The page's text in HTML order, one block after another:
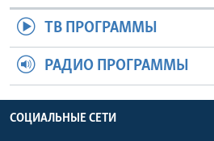
ТВ ПРОГРАММЫ
РАДИО ПРОГРАММЫ
СОЦИАЛЬНЫЕ СЕТИ